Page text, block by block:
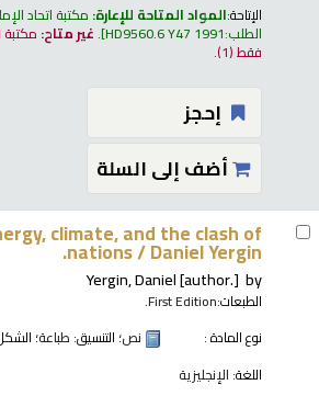
الإتاحة:المواد المتاحة للإعارة: مكتبة اتحاد
الطلب:HD9560.6 Y47 1991
.غير متاح: مكتبة
فقط(1).
إحجز
أضف إلى السلة
climate, and the clash of
nations /Daniel Yergin.
by
Yergin, Daniel[author.]
الطبعات:First Edition.
نوع المادة :
نص؛ التنسيق: طباعة؛
اللغة: الإنجليزية